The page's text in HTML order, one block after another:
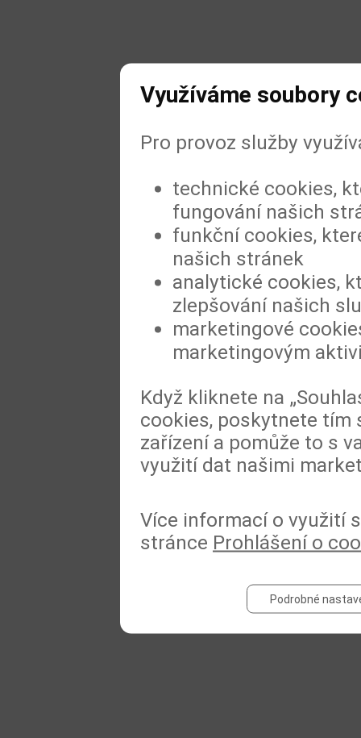
Využíváme soubory
Pro provoz služby
technické cookies,
fungování našich
funkční cookies,
našich stránek
analytické cookies,
zlepšování našich
marketingové
marketingovým
Když kliknete na
cookies, poskytnete tím
zařízení a pomůže to s
využití dat našimi
Více informací o využití
stránce Prohlášení o
Podrobné